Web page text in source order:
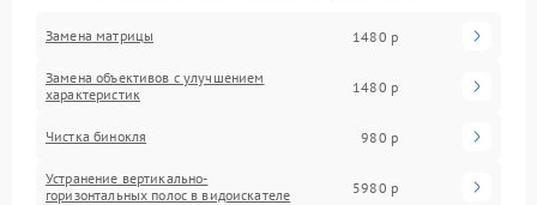
Замена матрицы 1480 р
Замена объективов с улучшением
характеристик
1480 р
Чистка бинокля 980 р
Устранение вертикально-
горизонтальных полос в видоискателе
5980 р